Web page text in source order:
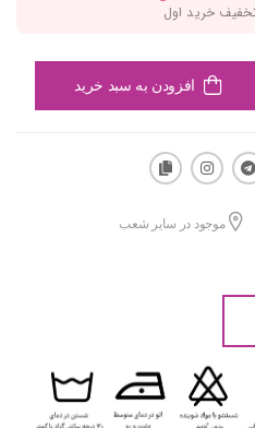
افزودن به سبد خرید
موجود در سایر شعب